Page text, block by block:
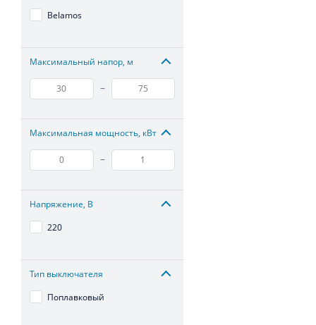
Belamos
Максимальный напор, м
–
Максимальная мощность, кВт
–
Напряжение, В
220
Тип выключателя
Поплавковый